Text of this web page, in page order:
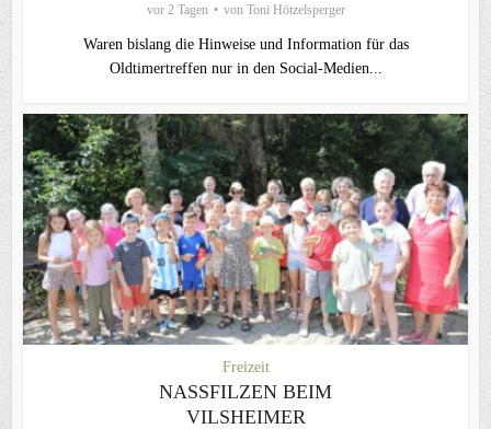
vor 2 Tagen von Toni Hötzelsperger
Waren bislang die Hinweise und Information für das
Oldtimertreffen nur in den Social-Medien...
Freizeit
NASSFILZEN BEIM
VILSHEIMER